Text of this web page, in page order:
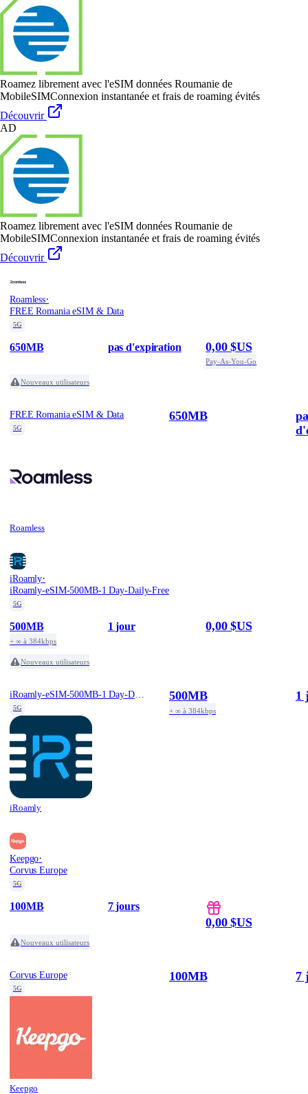
Roamez librement avec l'eSIM données Roumanie de
MobileSIMConnexion instantanée et frais de roaming évités
Découvrir
AD
Roamez librement avec l'eSIM données Roumanie de
MobileSIMConnexion instantanée et frais de roaming évités
Découvrir
Roamless·
FREE Romania eSIM & Data
5G
650MB pas d'expiration 0,00 $US
Pay-As-You-Go
Nouveaux utilisateurs
FREE Romania eSIM & Data
5G
Roamless
650MB
iRoamly·
iRoamly-eSIM-500MB-1 Day-Daily-Free
5G
500MB
+ ∞ à 384kbps
1 jour 0,00 $US
Nouveaux utilisateurs
iRoamly-eSIM-500MB-1 Day-Daily-Free
5G
iRoamly
500MB
+ ∞ à 384kbps
1
Keepgo·
Corvus Europe
5G
100MB 7 jours
0,00 $US
Nouveaux utilisateurs
Corvus Europe
5G
Keepgo
100MB 7